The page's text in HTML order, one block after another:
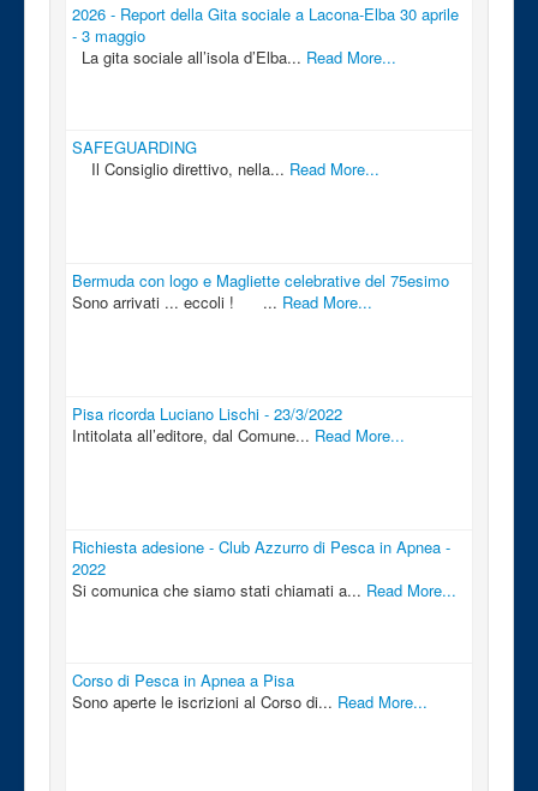
2026 - Report della Gita sociale a Lacona-Elba 30 aprile
- 3 maggio
La gita sociale all’isola d’Elba... Read More...
SAFEGUARDING
Il Consiglio direttivo, nella... Read More...
Bermuda con logo e Magliette celebrative del 75esimo
Sono arrivati ... eccoli ! ... Read More...
Pisa ricorda Luciano Lischi - 23/3/2022
Intitolata all’editore, dal Comune... Read More...
Richiesta adesione - Club Azzurro di Pesca in Apnea -
2022
Si comunica che siamo stati chiamati a... Read More...
Corso di Pesca in Apnea a Pisa
Sono aperte le iscrizioni al Corso di... Read More...